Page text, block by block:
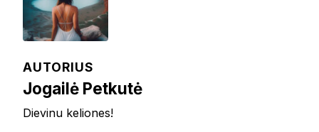
AUTORIUS
Jogailė Petkutė
Dievinu keliones!